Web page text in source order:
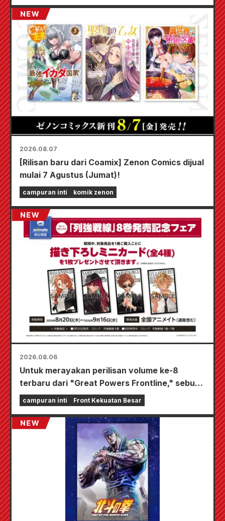
2026.08.07
[Rilisan baru dari Coamix] Zenon Comics dijual
mulai 7 Agustus (Jumat)!
campuran inti komik zenon
2026.08.06
Untuk merayakan perilisan volume ke-8
terbaru dari "Great Powers Frontline," sebuah
acara terbatas akan diadakan di toko-toko
Animate di seluruh negeri mulai 20 Agustus, di
mana Anda bisa mendapatkan kartu mini yang
digambar khusus (total 4 jenis)!
campuran inti Front Kekuatan Besar